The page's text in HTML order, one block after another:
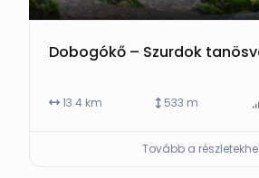
Dobogókő – Szurdok
13.4 km 533 m
Tovább a